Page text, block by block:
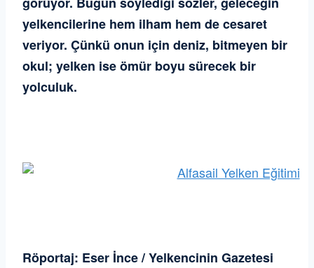
yelkencilerine hem ilham hem de cesaret
veriyor. Çünkü onun için deniz, bitmeyen bir
okul; yelken ise ömür boyu sürecek bir
yolculuk.
Röportaj: Eser İnce / Yelkencinin Gazetesi